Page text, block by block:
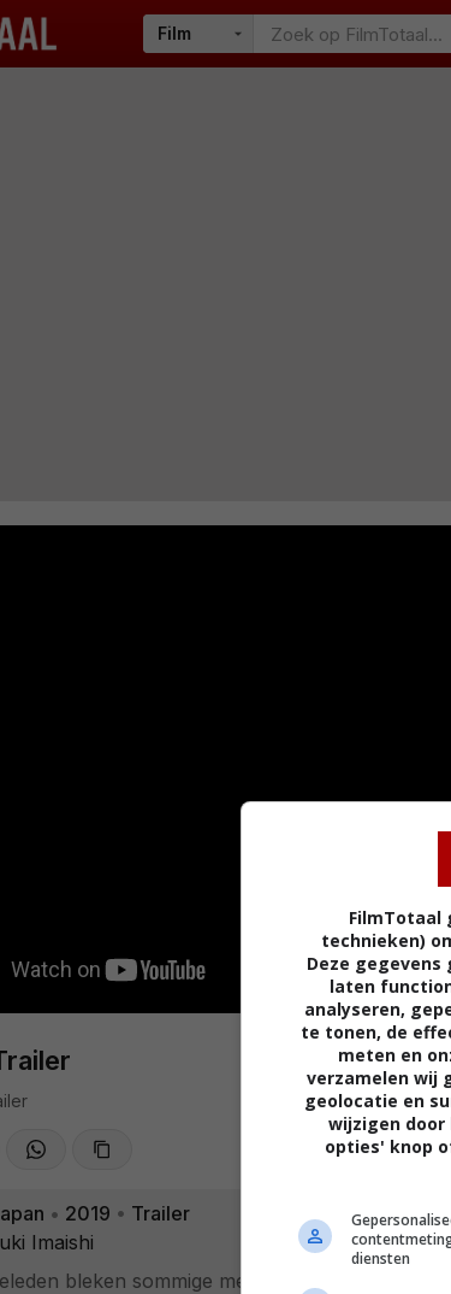
• 2019 • Trailer
Imaishi
bleken sommige mensen ineens
FilmTotaal
technieken)
Deze
laten
analyseren,
te tonen, de
meten en
verzamelen wij
geolocatie en
wijzigen
opties' knop
diensten